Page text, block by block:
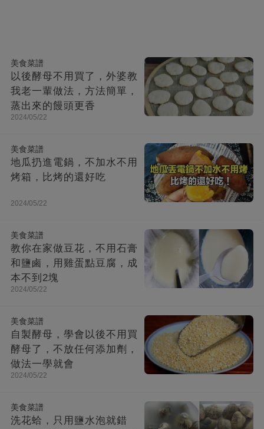
美食菜譜
以後酵母不用買了，外婆教
我老一輩做法，方法簡單，
蒸出來的饅頭更香
2024/05/22
美食菜譜
地瓜扔進電鍋，不加水不用
烤箱，比烤的還好吃
2024/05/22
美食菜譜
教你在家做豆花，不用石膏
和鹽鹵，用雞蛋點豆腐，成
本不到2塊
2024/05/22
美食菜譜
自製酵母，學會以後不用買
酵母了，不放任何添加劑，
做法一學就會
2024/05/22
美食菜譜
洗花蛤，只用鹽水泡就錯